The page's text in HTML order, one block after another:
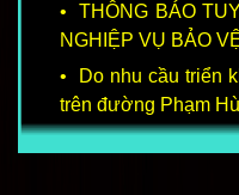
THÔNG BÁO
NGHIỆP VỤ BẢO
Do nhu cầu triển
trên đường Phạm